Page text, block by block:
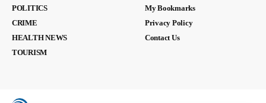
POLITICS
CRIME
HEALTH NEWS
TOURISM
My Bookmarks
Privacy Policy
Contact Us